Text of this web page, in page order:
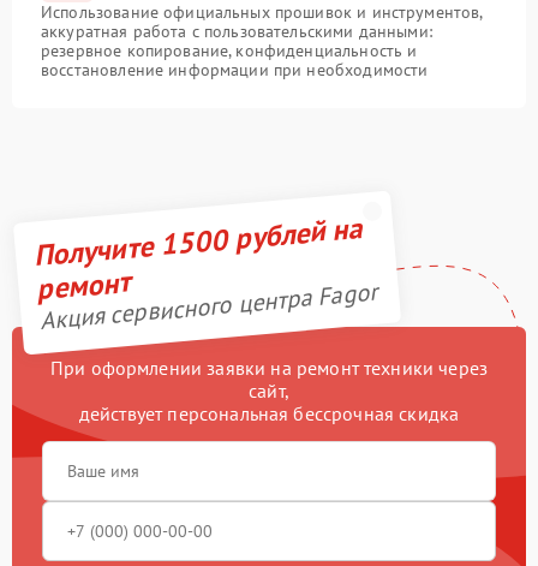
Использование официальных прошивок и инструментов,
аккуратная работа с пользовательскими данными:
резервное копирование, конфиденциальность и
восстановление информации при необходимости
Получите 1500 рублей на
ремонт
Акция сервисного центра Fagor
При оформлении заявки на ремонт техники через
сайт,
действует персональная бессрочная скидка